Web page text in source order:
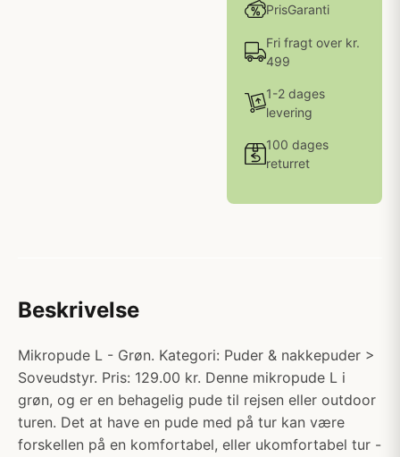
PrisGaranti
Fri fragt over kr.
499
1-2 dages
levering
100 dages
returret
Beskrivelse
Mikropude L - Grøn. Kategori: Puder & nakkepuder >
Soveudstyr. Pris: 129.00 kr. Denne mikropude L i
grøn, og er en behagelig pude til rejsen eller outdoor
turen. Det at have en pude med på tur kan være
forskellen på en komfortabel, eller ukomfortabel tur -